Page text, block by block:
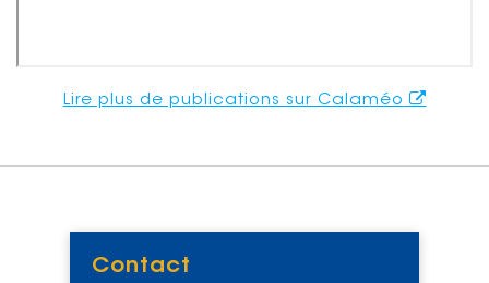
Lire plus de publications sur Calaméo
Contact